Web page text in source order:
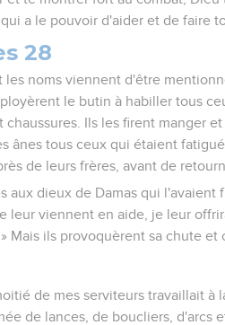
qui a le pouvoir d'aider et de faire
28
les noms viennent d'être
le butin à habiller tous
Ils les firent manger
ânes tous ceux qui étaient
de leurs frères, avant de
aux dieux de Damas qui l'avaient
leur viennent en aide, je leur
Mais ils provoquèrent sa chute et
de mes serviteurs travaillait à
de lances, de boucliers, d'arcs